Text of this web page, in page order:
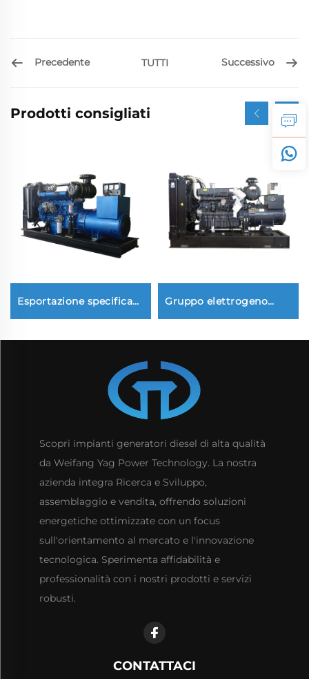
Precedente TUTTI Successivo
Prodotti consigliati
Esportazione specifica
di un gruppo
produzione di energia
Gruppo elettrogeno
diesel ad alta potenza
Scopri impianti generatori diesel di alta qualità
da Weifang Yag Power Technology. La nostra
azienda integra Ricerca e Sviluppo,
assemblaggio e vendita, offrendo soluzioni
energetiche ottimizzate con un focus
sull'orientamento al mercato e l'innovazione
tecnologica. Sperimenta affidabilità e
professionalità con i nostri prodotti e servizi
robusti.
CONTATTACI